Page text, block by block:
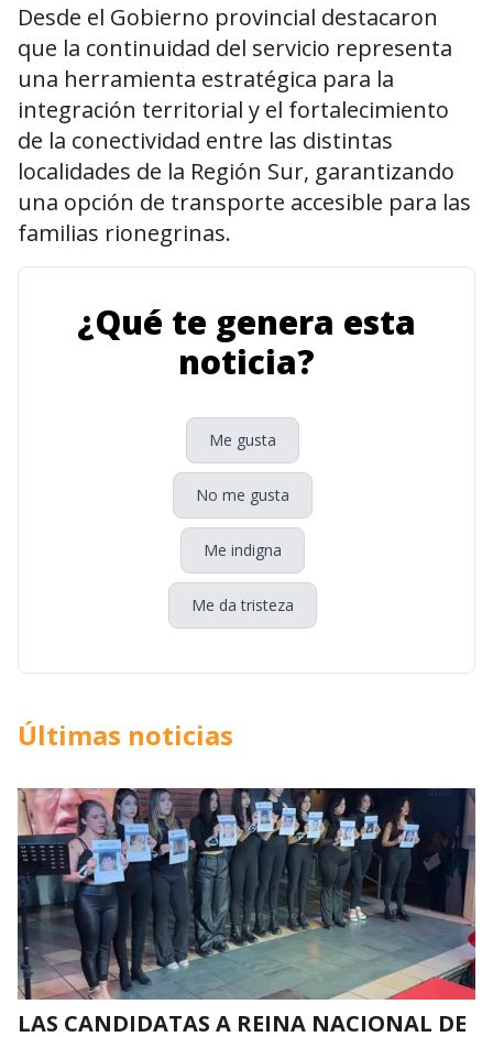
Desde el Gobierno provincial destacaron
que la continuidad del servicio representa
una herramienta estratégica para la
integración territorial y el fortalecimiento
de la conectividad entre las distintas
localidades de la Región Sur, garantizando
una opción de transporte accesible para las
familias rionegrinas.
¿Qué te genera esta
noticia?
Me gusta
No me gusta
Me indigna
Me da tristeza
Últimas noticias
LAS CANDIDATAS A REINA NACIONAL DE